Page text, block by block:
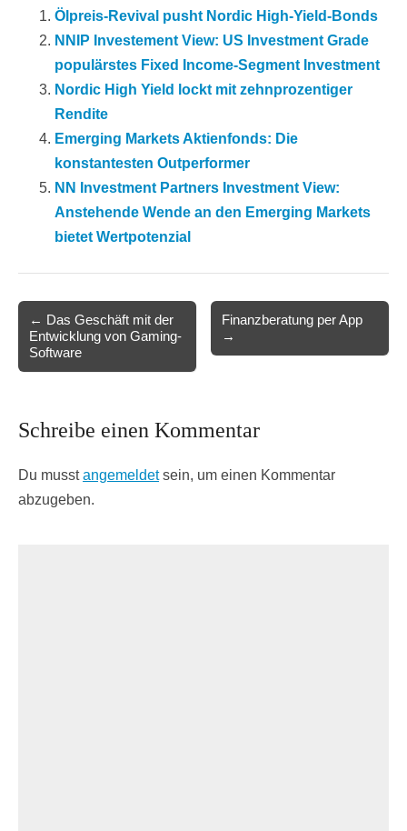
Ölpreis-Revival pusht Nordic High-Yield-Bonds
NNIP Investement View: US Investment Grade
populärstes Fixed Income-Segment Investment
Nordic High Yield lockt mit zehnprozentiger
Rendite
Emerging Markets Aktienfonds: Die
konstantesten Outperformer
NN Investment Partners Investment View:
Anstehende Wende an den Emerging Markets
bietet Wertpotenzial
navigation
← Das Geschäft mit der
Entwicklung von Gaming-
Software
Finanzberatung per App
→
Schreibe einen Kommentar
Du musstangemeldetsein, um einen Kommentar
abzugeben.